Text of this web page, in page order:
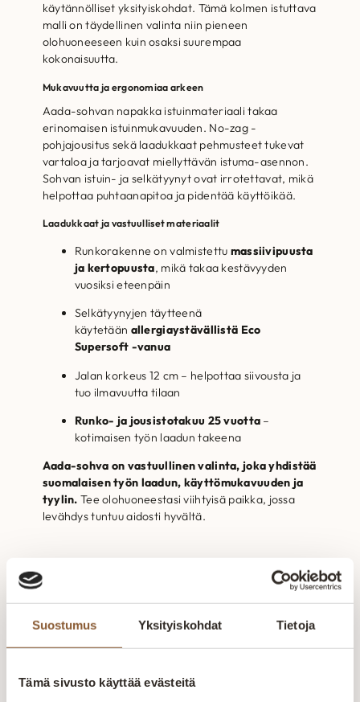
Suostumus Yksityiskohdat Tietoja
Tämä sivusto käyttää evästeitä
käytännölliset yksityiskohdat. Tämä kolmen istuttava
malli on täydellinen valinta niin pieneen
olohuoneeseen kuin osaksi suurempaa
kokonaisuutta.
Mukavuutta ja ergonomiaa arkeen
Aada-sohvan napakka istuinmateriaali takaa
erinomaisen istuinmukavuuden. No-zag -
pohjajousitus sekä laadukkaat pehmusteet tukevat
vartaloa ja tarjoavat miellyttävän istuma-asennon.
Sohvan istuin- ja selkätyynyt ovat irrotettavat, mikä
helpottaa puhtaanapitoa ja pidentää käyttöikää.
Laadukkaat ja vastuulliset materiaalit
Runkorakenne on valmistettu massiivipuusta
ja kertopuusta, mikä takaa kestävyyden
vuosiksi eteenpäin
Selkätyynyjen täytteenä
käytetään allergiaystävällistä Eco
Supersoft -vanua
Jalan korkeus 12 cm – helpottaa siivousta ja
tuo ilmavuutta tilaan
Runko- ja jousistotakuu 25 vuotta –
kotimaisen työn laadun takeena
Aada-sohva on vastuullinen valinta, joka yhdistää
suomalaisen työn laadun, käyttömukavuuden ja
tyylin. Tee olohuoneestasi viihtyisä paikka, jossa
levähdys tuntuu aidosti hyvältä.
Tekniset tiedot